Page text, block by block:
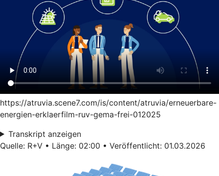
https://atruvia.scene7.com/is/content/atruvia/erneuerbare-
energien-erklaerfilm-ruv-gema-frei-012025
Transkript anzeigen
Quelle: R+V • Länge: 02:00 • Veröffentlicht: 01.03.2026